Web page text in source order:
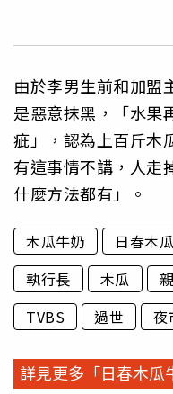
由於李男生前和加盟
是惡意抹黑，「水果
疵」，認為上百斤木
有這事情不講，人走
什麼方法都有」。
木瓜牛奶 日春木
執行長
木瓜
TVBS
過世 夜
詳見更多「日春木瓜